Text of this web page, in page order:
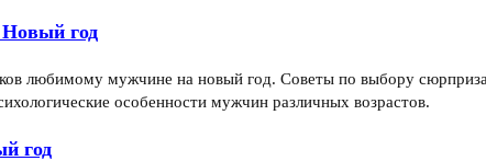
год
любимому мужчине на новый год. Советы по выбору
особенности мужчин различных возрастов.
год